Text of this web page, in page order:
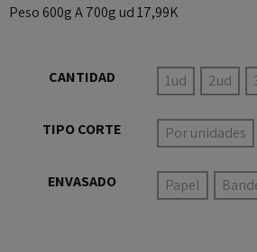
Peso 600g A 700g ud 17,99K
CANTIDAD 1ud 2ud
TIPO CORTE Por unidades
ENVASADO Papel